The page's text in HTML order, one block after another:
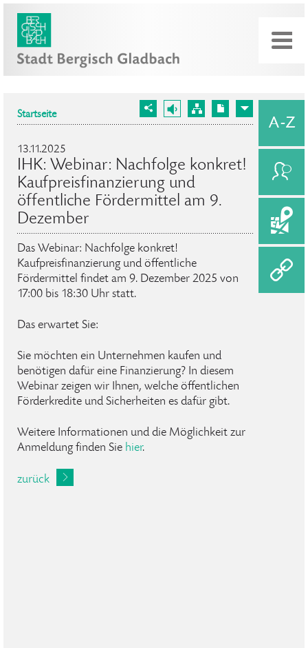
Startseite
13.11.2025
IHK: Webinar: Nachfolge konkret!
Kaufpreisfinanzierung und
öffentliche Fördermittel am 9.
Dezember
Das Webinar: Nachfolge konkret!
Kaufpreisfinanzierung und öffentliche
Fördermittel findet am 9. Dezember 2025 von
17:00 bis 18:30 Uhr statt.
Das erwartet Sie:
Sie möchten ein Unternehmen kaufen und
benötigen dafür eine Finanzierung? In diesem
Webinar zeigen wir Ihnen, welche öffentlichen
Förderkredite und Sicherheiten es dafür gibt.
Weitere Informationen und die Möglichkeit zur
Anmeldung finden Sie hier.
zurück